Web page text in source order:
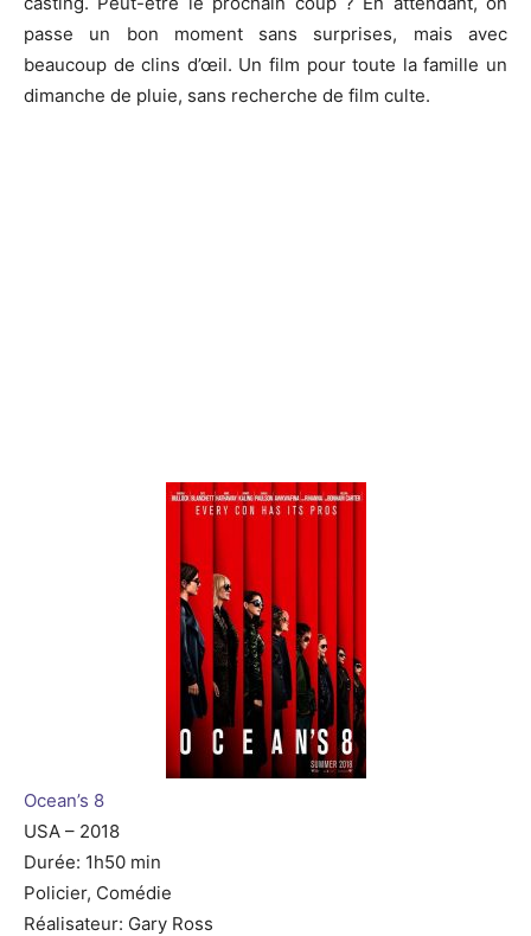
passe un bon moment sans surprises, mais avec
beaucoup de clins d’œil. Un film pour toute la famille un
dimanche de pluie, sans recherche de film culte.
Ocean’s 8
USA – 2018
Durée: 1h50 min
Policier, Comédie
Réalisateur: Gary Ross